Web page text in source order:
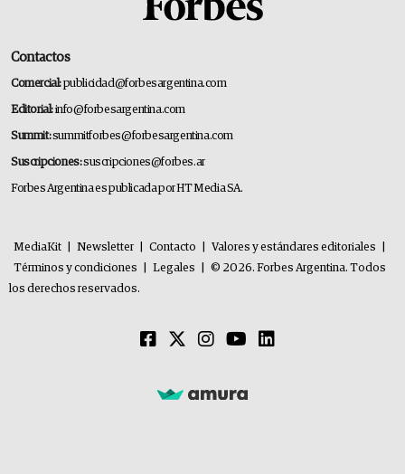
Contactos
Comercial:publicidad@forbesargentina.com
Editorial:info@forbesargentina.com
Summit:summitforbes@forbesargentina.com
Suscripciones:suscripciones@forbes.ar
Forbes Argentina es publicada por HT Media SA.
MediaKit Newsletter Contacto Valores y estándares editoriales
Términos y condiciones
Legales
© 2026. Forbes Argentina. Todos
los derechos reservados.